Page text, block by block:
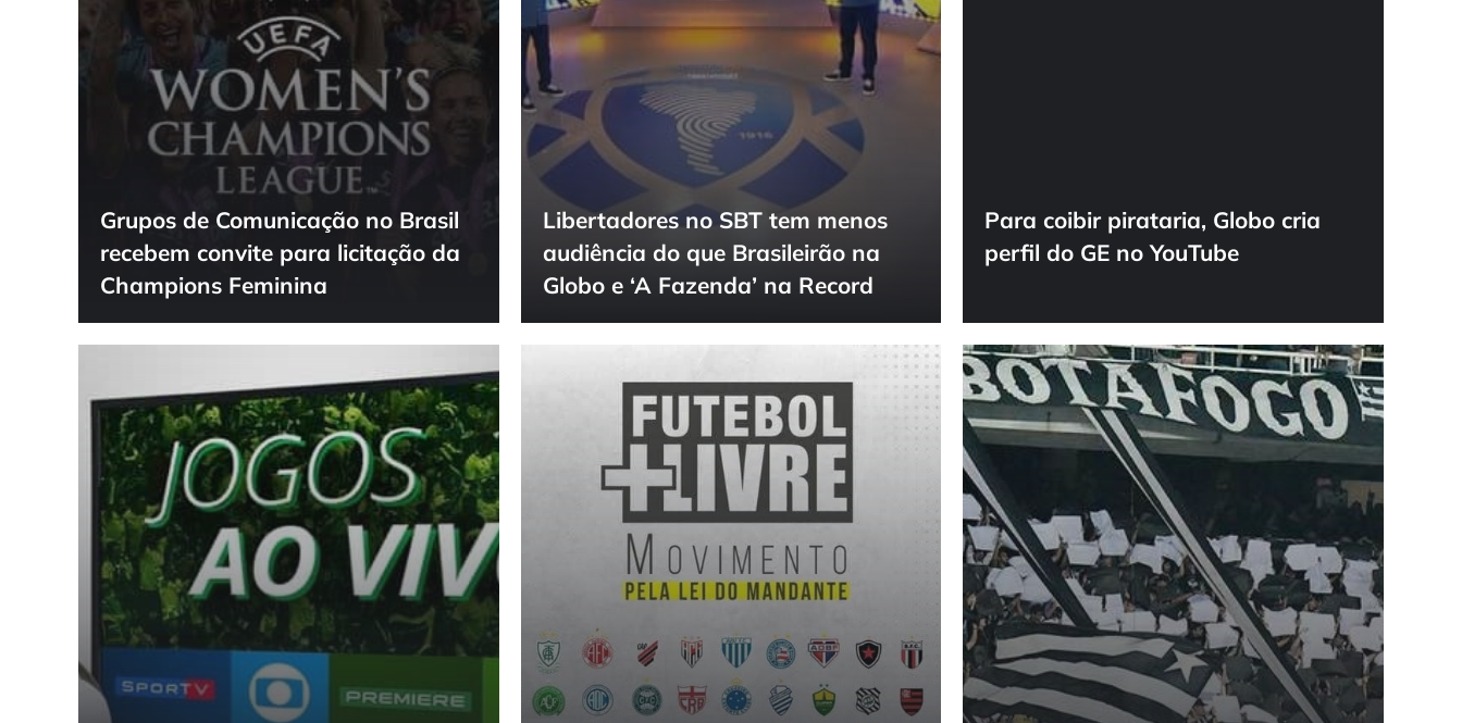
Grupos de Comunicação no Brasil
recebem convite para licitação da
Champions Feminina
Libertadores no SBT tem menos
audiência do que Brasileirão na
Globo e ‘A Fazenda’ na Record
Para coibir pirataria, Globo cria
perfil do GE no YouTube